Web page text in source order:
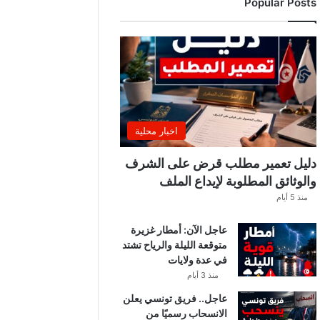
اخبار محلية
دليل تعمير مطلب قرض على الشرف
والوثائق المطلوبة لإيداع الملف
منذ 5 أيام
عاجل الآن: أمطار غزيرة
متوقعة الليلة والرياح تشتد
في عدة ولايات
منذ 3 أيام
عاجل.. فريق تونسي يعلن
الانسحاب رسميًا من